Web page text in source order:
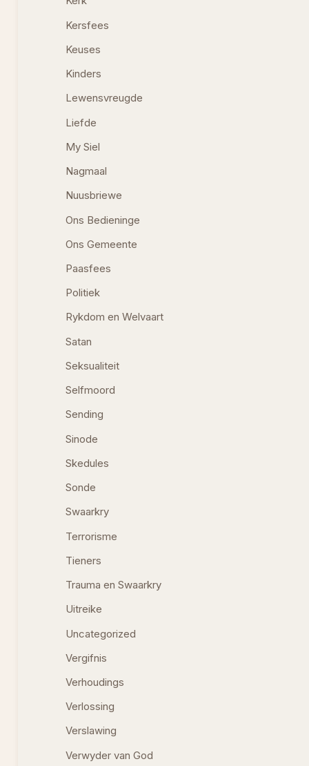
Kersfees
Keuses
Kinders
Lewensvreugde
Liefde
My Siel
Nagmaal
Nuusbriewe
Ons Bedieninge
Ons Gemeente
Paasfees
Politiek
Rykdom en Welvaart
Satan
Seksualiteit
Selfmoord
Sending
Sinode
Skedules
Sonde
Swaarkry
Terrorisme
Tieners
Trauma en Swaarkry
Uitreike
Uncategorized
Vergifnis
Verhoudings
Verlossing
Verslawing
Verwyder van God